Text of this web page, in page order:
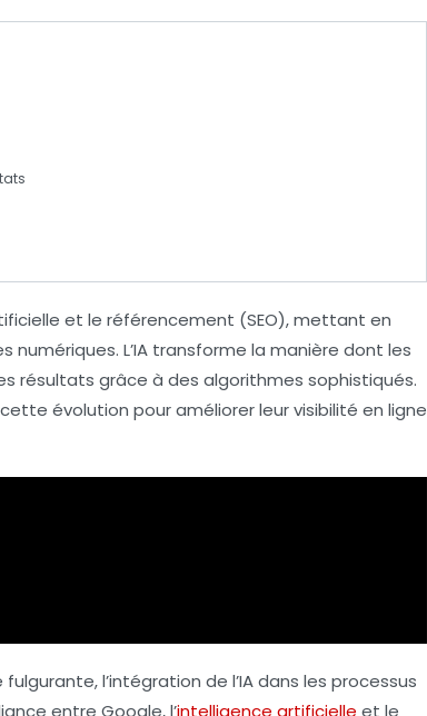
et le référencement (SEO), mettant en
L’IA transforme la manière dont les
résultats grâce à des algorithmes sophistiqués.
évolution pour améliorer leur visibilité en ligne
l’intégration de l’IAdans les processus
entre Google, l’intelligence artificielle et le